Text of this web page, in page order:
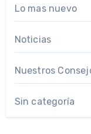
Lo mas nuevo
Noticias
Nuestros
Sin categoría